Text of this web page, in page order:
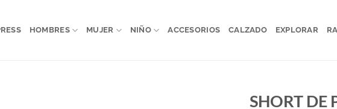
HOMBRES MUJER NIÑO ACCESORIOS CALZADO EXPLORAR
SHORT DE